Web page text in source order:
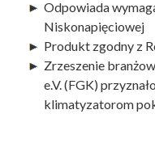
Odpowiada
Niskonapięciowej
Produkt zgodny z
Zrzeszenie
e.V. (FGK)
klimatyzatorom